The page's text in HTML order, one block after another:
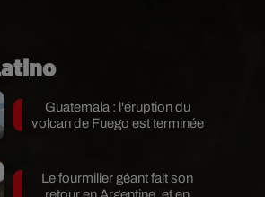
Guatemala : l'éruption du
volcan de Fuego est terminée
Le fourmilier géant fait son
retour en Argentine, et en